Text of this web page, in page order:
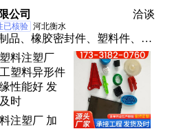
备防护壳体
零配件
公司 洽谈
已核验 河北衡水
品、橡胶密封件、塑料件、塑
外壳塑料定制件、自润滑工程
、注塑加工件、橡胶止水带、
注塑厂 加